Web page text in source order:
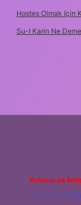
Hostes Olmak Için
Su-I Karin Ne
Reklam ve